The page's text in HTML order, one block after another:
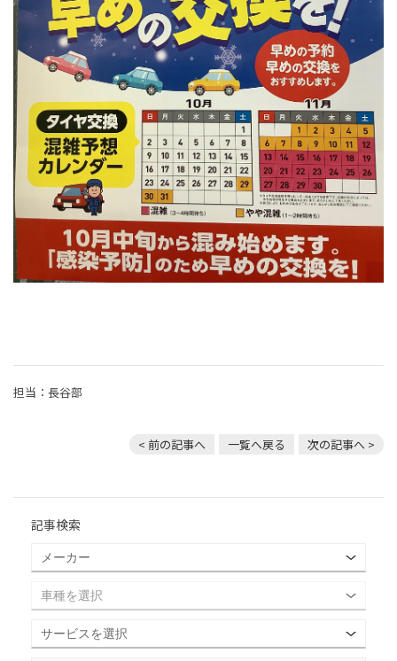
担当：長谷部
< 前の記事へ 一覧へ戻る 次の記事へ >
記事検索